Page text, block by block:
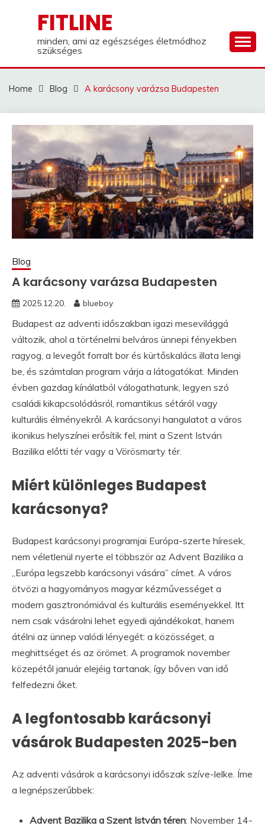
FITLINE
minden, ami az egészséges életmódhoz
szükséges
Home Blog A karácsony varázsa Budapesten
Blog
A karácsony varázsa Budapesten
2025.12.20. blueboy
Budapest az adventi időszakban igazi mesevilággá
változik, ahol a történelmi belváros ünnepi fényekben
ragyog, a levegőt forralt bor és kürtőskalács illata lengi
be, és számtalan program várja a látogatókat. Minden
évben gazdag kínálatból válogathatunk, legyen szó
családi kikapcsolódásról, romantikus sétáról vagy
kulturális élményekről. A karácsonyi hangulatot a város
ikonikus helyszínei erősítik fel, mint a Szent István
Bazilika előtti tér vagy a Vörösmarty tér.
Miért különleges Budapest
karácsonya?
Budapest karácsonyi programjai Európa-szerte híresek,
nem véletlenül nyerte el többször az Advent Bazilika a
„Európa legszebb karácsonyi vására” címet. A város
ötvözi a hagyományos magyar kézművességet a
modern gasztronómiával és kulturális eseményekkel. Itt
nem csak vásárolni lehet egyedi ajándékokat, hanem
átélni az ünnep valódi lényegét: a közösséget, a
meghittséget és az örömet. A programok november
közepétől január elejéig tartanak, így bőven van idő
felfedezni őket.
A legfontosabb karácsonyi
vásárok Budapesten 2025-ben
Az adventi vásárok a karácsonyi időszak szíve-lelke. Íme
a legnépszerűbbek:
Advent Bazilika a Szent István téren: November 14-